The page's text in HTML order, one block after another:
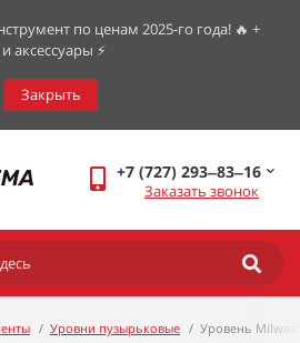
по ценам 2025-го года! 🔥 +
аксессуары ⚡️
Закрыть
+7 (727) 293‒83‒16
Заказать звонок
Уровни пузырьковые Уровень